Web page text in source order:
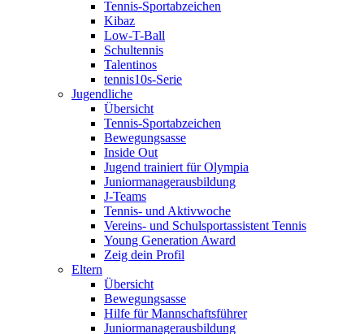
Tennis-Sportabzeichen
Kibaz
Low-T-Ball
Schultennis
Talentinos
tennis10s-Serie
Jugendliche
Übersicht
Tennis-Sportabzeichen
Bewegungsasse
Inside Out
Jugend trainiert für Olympia
Juniormanagerausbildung
J-Teams
Tennis- und Aktivwoche
Vereins- und Schulsportassistent Tennis
Young Generation Award
Zeig dein Profil
Eltern
Übersicht
Bewegungsasse
Hilfe für Mannschaftsführer
Juniormanagerausbildung